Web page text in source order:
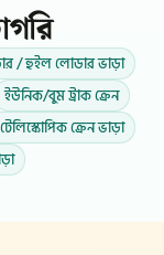
/ হুইল লোডার ভাড়া
ইউনিক/বুম ট্রাক ক্রেন
ক্রেন ভাড়া